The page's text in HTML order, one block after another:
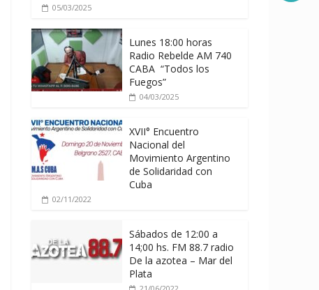
05/03/2025
Lunes 18:00 horas
Radio Rebelde AM 740
CABA “Todos los
Fuegos”
04/03/2025
XVII° Encuentro
Nacional del
Movimiento Argentino
de Solidaridad con
Cuba
02/11/2022
Sábados de 12:00 a
14;00 hs. FM 88.7 radio
De la azotea – Mar del
Plata